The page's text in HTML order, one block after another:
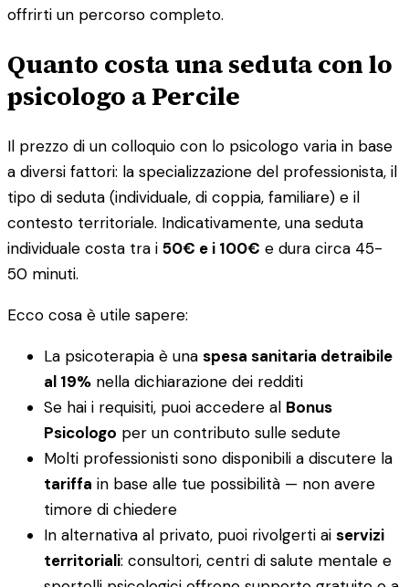
offrirti un percorso completo.
Quanto costa una seduta con lo
psicologo a Percile
Il prezzo di un colloquio con lo psicologo varia in base
a diversi fattori: la specializzazione del professionista, il
tipo di seduta (individuale, di coppia, familiare) e il
contesto territoriale. Indicativamente, una seduta
individuale costa tra i 50€ e i 100€ e dura circa 45-
50 minuti.
Ecco cosa è utile sapere:
La psicoterapia è una spesa sanitaria detraibile
al 19% nella dichiarazione dei redditi
Se hai i requisiti, puoi accedere al Bonus
Psicologo per un contributo sulle sedute
Molti professionisti sono disponibili a discutere la
tariffa in base alle tue possibilità — non avere
timore di chiedere
In alternativa al privato, puoi rivolgerti ai servizi
territoriali: consultori, centri di salute mentale e